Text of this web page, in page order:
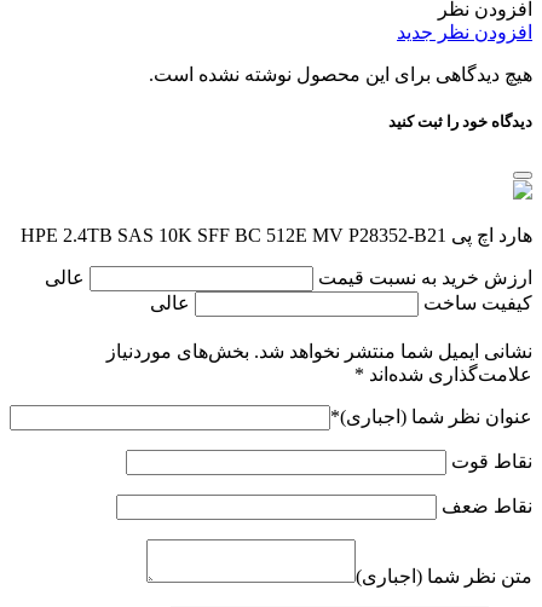
افزودن نظر
افزودن نظر جدید
هیچ دیدگاهی برای این محصول نوشته نشده است.
دیدگاه خود را ثبت کنید
هارد اچ پی HPE 2.4TB SAS 10K SFF BC 512E MV P28352-B21
ارزش خرید به نسبت قیمت
عالی
کیفیت ساخت
عالی
نشانی ایمیل شما منتشر نخواهد شد. بخش‌های موردنیاز
علامت‌گذاری شده‌اند *
عنوان نظر شما (اجباری)*
نقاط قوت
نقاط ضعف
متن نظر شما (اجباری)